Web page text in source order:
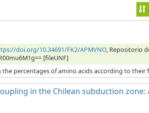
doi.org/10.34691/FK2/APMVNO, Repositorio
[fileUNF]
percentages of amino acids according to their
in the Chilean subduction zone: